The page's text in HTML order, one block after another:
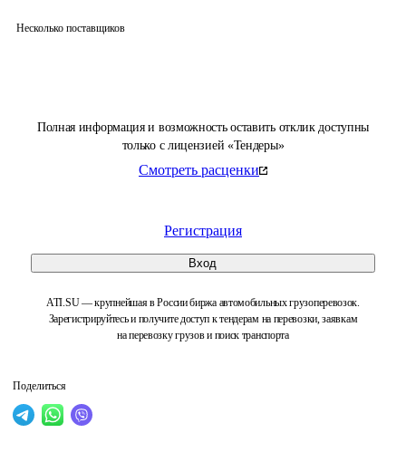
Полная информация и возможность оставить отклик доступны
только с лицензией «Тендеры»
Смотреть расценки
Регистрация
Вход
ATI.SU — крупнейшая в России биржа автомобильных грузоперевозок.
Зарегистрируйтесь и получите доступ к тендерам на перевозки, заявкам
на перевозку грузов и поиск транспорта
Поделиться
Несколько поставщиков